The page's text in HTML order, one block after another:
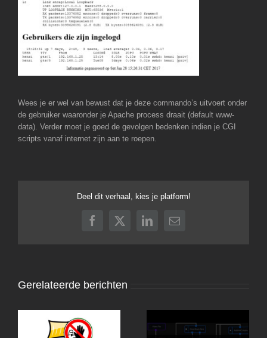
Wees je er wel van bewust dat je deze commando’s uitvoert onder
de gebruiker waaronder je Apache process draait (default www-
data). Verder moet je goed de gevolgen bedenken indien je CGI
scripts vanaf internet zijn aan te roepen.
Deel dit verhaal, kies je platform!
Facebook
X LinkedIn
E-
Gerelateerde berichten